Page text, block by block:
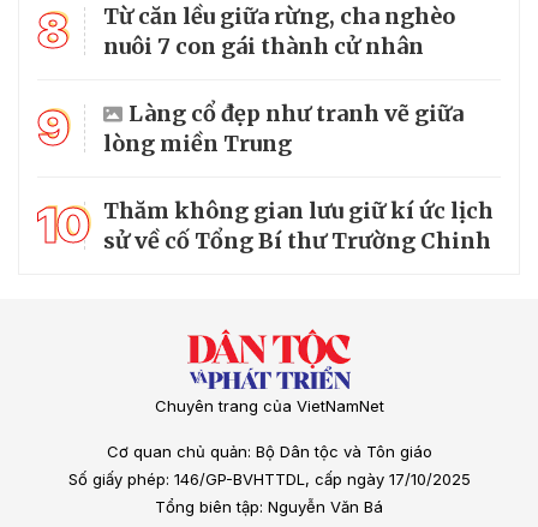
8
Từ căn lều giữa rừng, cha nghèo
nuôi 7 con gái thành cử nhân
9
Làng cổ đẹp như tranh vẽ giữa
lòng miền Trung
10 Thăm không gian lưu giữ kí ức lịch
sử về cố Tổng Bí thư Trường Chinh
Chuyên trang của VietNamNet
Cơ quan chủ quản: Bộ Dân tộc và Tôn giáo
Số giấy phép: 146/GP-BVHTTDL, cấp ngày 17/10/2025
Tổng biên tập: Nguyễn Văn Bá